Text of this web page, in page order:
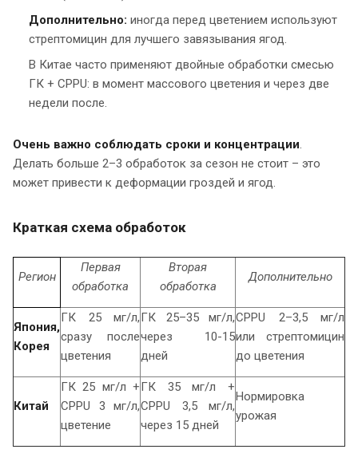
Дополнительно: иногда перед цветением используют
стрептомицин для лучшего завязывания ягод.
В Китае часто применяют двойные обработки смесью
ГК + CPPU: в момент массового цветения и через две
недели после.
Очень важно соблюдать сроки и концентрации.
Делать больше 2–3 обработок за сезон не стоит – это
может привести к деформации гроздей и ягод.
Краткая схема обработок
Регион
Первая
обработка
Вторая
обработка
Дополнительно
Япония,
Корея
ГК 25 мг/л,
сразу после
цветения
ГК 25–35 мг/л,
через 10-15
дней
CPPU 2–3,5 мг/л
или стрептомицин
до цветения
Китай
ГК 25 мг/л +
CPPU 3 мг/л,
цветение
ГК 35 мг/л +
CPPU 3,5 мг/л,
через 15 дней
Нормировка
урожая